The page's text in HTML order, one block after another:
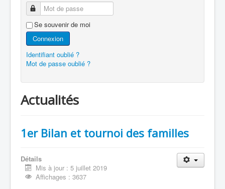
Mot de passe
Se souvenir de moi
Connexion
Identifiant oublié ?
Mot de passe oublié ?
Actualités
1er Bilan et tournoi des familles
Détails
Mis à jour : 5 juillet 2019
Affichages : 3637